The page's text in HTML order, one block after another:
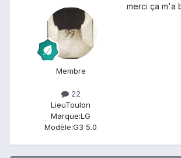
Membre
22
LieuToulon
Marque:LG
Modèle:G3 5.0
merci ça m'a